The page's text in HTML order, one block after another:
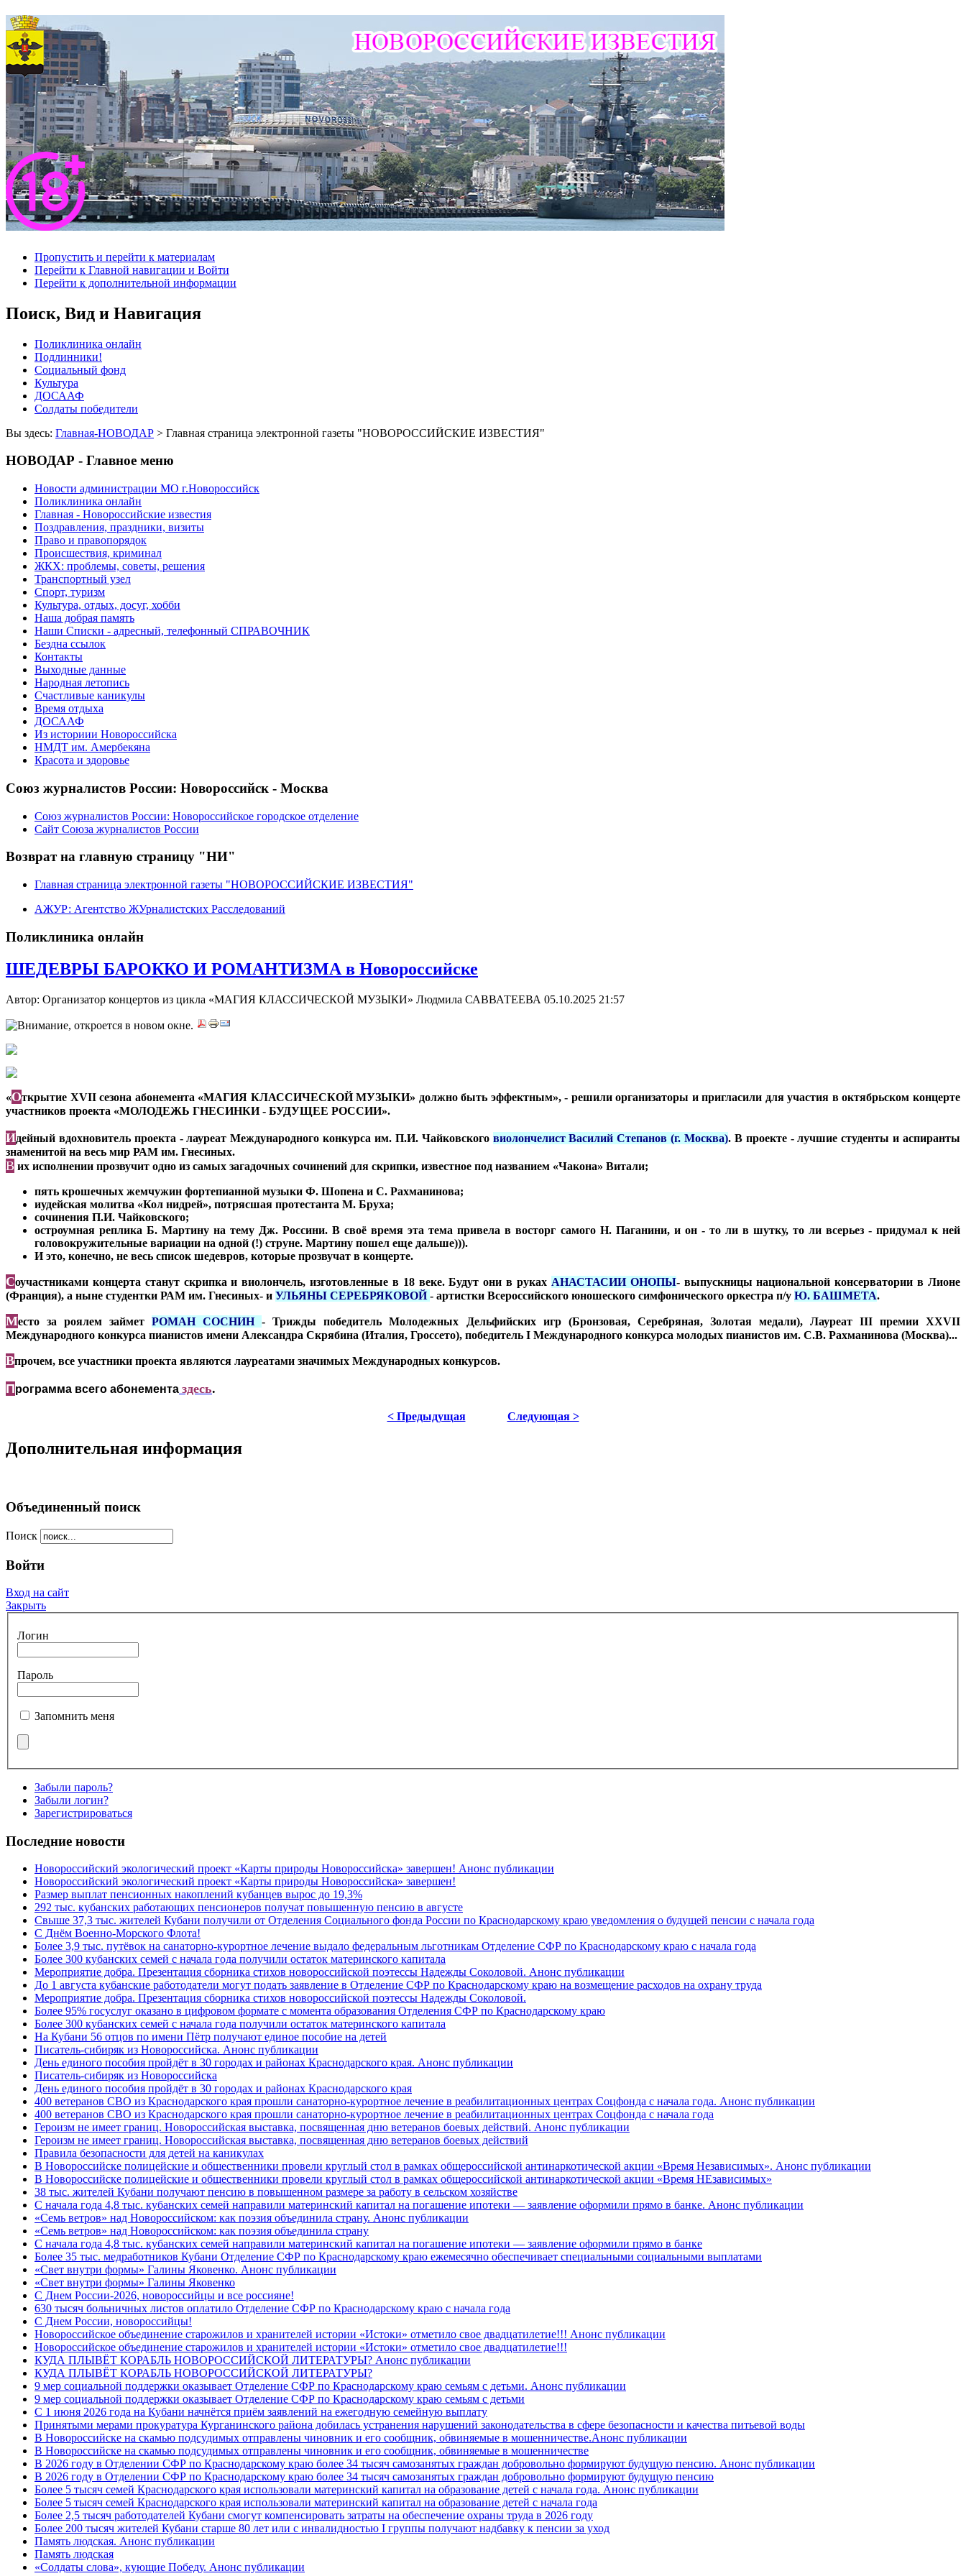
Пропустить и перейти к материалам
Перейти к Главной навигации и Войти
Перейти к дополнительной информации
Поиск, Вид и Навигация
Поликлиника онлайн
Подлинники!
Социальный фонд
Культура
ДОСААФ
Солдаты победители
Вы здесь: Главная-НОВОДАР > Главная страница электронной газеты "НОВОРОССИЙСКИЕ ИЗВЕСТИЯ"
НОВОДАР - Главное меню
Новости администрации МО г.Новороссийск
Поликлиника онлайн
Главная - Новороссийские известия
Поздравления, праздники, визиты
Право и правопорядок
Происшествия, криминал
ЖКХ: проблемы, советы, решения
Транспортный узел
Спорт, туризм
Культура, отдых, досуг, хобби
Наша добрая память
Наши Списки - адресный, телефонный СПРАВОЧНИК
Бездна ссылок
Контакты
Выходные данные
Народная летопись
Счастливые каникулы
Время отдыха
ДОСААФ
Из историии Новороссийска
НМДТ им. Амербекяна
Красота и здоровье
Союз журналистов России: Новороссийск - Москва
Союз журналистов России: Новороссийское городское отделение
Сайт Союза журналистов России
Возврат на главную страницу "НИ"
Главная страница электронной газеты "НОВОРОССИЙСКИЕ ИЗВЕСТИЯ"
АЖУР: Агентство ЖУрналистских Расследований
Поликлиника онлайн
ШЕДЕВРЫ БАРОККО И РОМАНТИЗМА в Новороссийске
Автор: Организатор концертов из цикла «МАГИЯ КЛАССИЧЕСКОЙ МУЗЫКИ» Людмила САВВАТЕЕВА 05.10.2025 21:57
«Открытие XVII сезона абонемента «МАГИЯ КЛАССИЧЕСКОЙ МУЗЫКИ» должно быть эффектным», - решили организаторы и пригласили для участия в октябрьском концерте
участников проекта «МОЛОДЕЖЬ ГНЕСИНКИ - БУДУЩЕЕ РОССИИ».
Идейный вдохновитель проекта - лауреат Международного конкурса им. П.И. Чайковского виолончелист Василий Степанов (г. Москва). В проекте - лучшие студенты и аспиранты
знаменитой на весь мир РАМ им. Гнесиных.
В их исполнении прозвучит одно из самых загадочных сочинений для скрипки, известное под названием «Чакона» Витали;
пять крошечных жемчужин фортепианной музыки Ф. Шопена и С. Рахманинова;
иудейская молитва «Кол нидрей», потрясшая протестанта М. Бруха;
сочинения П.И. Чайковского;
остроумная реплика Б. Мартину на тему Дж. Россини. В своё время эта тема привела в восторг самого Н. Паганини, и он - то ли в шутку, то ли всерьез - придумал к ней
головокружительные вариации на одной (!) струне. Мартину пошел еще дальше))).
И это, конечно, не весь список шедевров, которые прозвучат в концерте.
Соучастниками концерта станут скрипка и виолончель, изготовленные в 18 веке. Будут они в руках АНАСТАСИИ ОНОПЫ- выпускницы национальной консерватории в Лионе
(Франция), а ныне студентки РАМ им. Гнесиных- и УЛЬЯНЫ СЕРЕБРЯКОВОЙ- артистки Всероссийского юношеского симфонического оркестра п/у Ю. БАШМЕТА.
Место за роялем займетРОМАН СОСНИН- Трижды победитель Молодежных Дельфийских игр (Бронзовая, Серебряная, Золотая медали), Лауреат III премии XXVII
Международного конкурса пианистов имени Александра Скрябина (Италия, Гроссето), победитель I Международного конкурса молодых пианистов им. С.В. Рахманинова (Москва)...
Впрочем, все участники проекта являются лауреатами значимых Международных конкурсов.
Программа всего абонемента здесь.
< Предыдущая Следующая >
Дополнительная информация
Объединенный поиск
Поиск
Войти
Вход на сайт
Закрыть
Логин
Пароль
Запомнить меня
Забыли пароль?
Забыли логин?
Зарегистрироваться
Последние новости
Новороссийский экологический проект «Карты природы Новороссийска» завершен! Анонс публикации
Новороссийский экологический проект «Карты природы Новороссийска» завершен!
Размер выплат пенсионных накоплений кубанцев вырос до 19,3%
292 тыс. кубанских работающих пенсионеров получат повышенную пенсию в августе
Свыше 37,3 тыс. жителей Кубани получили от Отделения Социального фонда России по Краснодарскому краю уведомления о будущей пенсии с начала года
C Днём Военно-Морского Флота!
Более 3,9 тыс. путёвок на санаторно-курортное лечение выдало федеральным льготникам Отделение СФР по Краснодарскому краю с начала года
Более 300 кубанских семей с начала года получили остаток материнского капитала
Мероприятие добра. Презентация сборника стихов новороссийской поэтессы Надежды Соколовой. Анонс публикации
До 1 августа кубанские работодатели могут подать заявление в Отделение СФР по Краснодарскому краю на возмещение расходов на охрану труда
Мероприятие добра. Презентация сборника стихов новороссийской поэтессы Надежды Соколовой.
Более 95% госуслуг оказано в цифровом формате с момента образования Отделения СФР по Краснодарскому краю
Более 300 кубанских семей с начала года получили остаток материнского капитала
На Кубани 56 отцов по имени Пётр получают единое пособие на детей
Писатель-сибиряк из Новороссийска. Анонс публикации
День единого пособия пройдёт в 30 городах и районах Краснодарского края. Анонс публикации
Писатель-сибиряк из Новороссийска
День единого пособия пройдёт в 30 городах и районах Краснодарского края
400 ветеранов СВО из Краснодарского края прошли санаторно-курортное лечение в реабилитационных центрах Соцфонда с начала года. Анонс публикации
400 ветеранов СВО из Краснодарского края прошли санаторно-курортное лечение в реабилитационных центрах Соцфонда с начала года
Героизм не имеет границ. Новороссийская выставка, посвященная дню ветеранов боевых действий. Анонс публикации
Героизм не имеет границ. Новороссийская выставка, посвященная дню ветеранов боевых действий
Правила безопасности для детей на каникулах
В Новороссийске полицейские и общественники провели круглый стол в рамках общероссийской антинаркотической акции «Время Независимых». Анонс публикации
В Новороссийске полицейские и общественники провели круглый стол в рамках общероссийской антинаркотической акции «Время НЕзависимых»
38 тыс. жителей Кубани получают пенсию в повышенном размере за работу в сельском хозяйстве
С начала года 4,8 тыс. кубанских семей направили материнский капитал на погашение ипотеки — заявление оформили прямо в банке. Анонс публикации
«Семь ветров» над Новороссийском: как поэзия объединила страну. Анонс публикации
«Семь ветров» над Новороссийском: как поэзия объединила страну
С начала года 4,8 тыс. кубанских семей направили материнский капитал на погашение ипотеки — заявление оформили прямо в банке
Более 35 тыс. медработников Кубани Отделение СФР по Краснодарскому краю ежемесячно обеспечивает специальными социальными выплатами
«Свет внутри формы» Галины Яковенко. Анонс публикации
«Свет внутри формы» Галины Яковенко
C Днем России-2026, новороссийцы и все россияне!
630 тысяч больничных листов оплатило Отделение СФР по Краснодарскому краю с начала года
C Днем России, новороссийцы!
Новороссийское объединение старожилов и хранителей истории «Истоки» отметило свое двадцатилетие!!! Анонс публикации
Новороссийское объединение старожилов и хранителей истории «Истоки» отметило свое двадцатилетие!!!
КУДА ПЛЫВЁТ КОРАБЛЬ НОВОРОССИЙСКОЙ ЛИТЕРАТУРЫ? Анонс публикации
КУДА ПЛЫВЁТ КОРАБЛЬ НОВОРОССИЙСКОЙ ЛИТЕРАТУРЫ?
9 мер социальной поддержки оказывает Отделение СФР по Краснодарскому краю семьям с детьми. Анонс публикации
9 мер социальной поддержки оказывает Отделение СФР по Краснодарскому краю семьям с детьми
С 1 июня 2026 года на Кубани начнётся приём заявлений на ежегодную семейную выплату
Принятыми мерами прокуратура Курганинского района добилась устранения нарушений законодательства в сфере безопасности и качества питьевой воды
В Новороссийске на скамью подсудимых отправлены чиновник и его сообщник, обвиняемые в мошенничестве.Анонс публикации
В Новороссийске на скамью подсудимых отправлены чиновник и его сообщник, обвиняемые в мошенничестве
В 2026 году в Отделении СФР по Краснодарскому краю более 34 тысяч самозанятых граждан добровольно формируют будущую пенсию. Анонс публикации
В 2026 году в Отделении СФР по Краснодарскому краю более 34 тысяч самозанятых граждан добровольно формируют будущую пенсию
Более 5 тысяч семей Краснодарского края использовали материнский капитал на образование детей с начала года. Анонс публикации
Более 5 тысяч семей Краснодарского края использовали материнский капитал на образование детей с начала года
Более 2,5 тысяч работодателей Кубани смогут компенсировать затраты на обеспечение охраны труда в 2026 году
Более 200 тысяч жителей Кубани старше 80 лет или с инвалидностью I группы получают надбавку к пенсии за уход
Память людская. Анонс публикации
Память людская
«Солдаты слова», кующие Победу. Анонс публикации